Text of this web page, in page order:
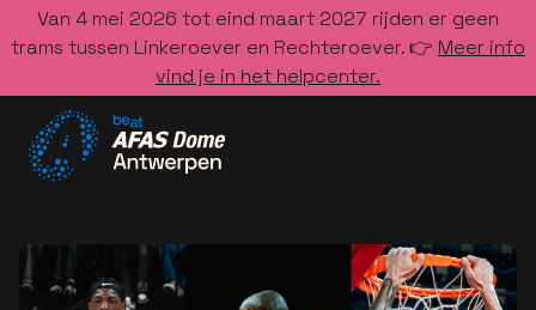
Van 4 mei 2026 tot eind maart 2027 rijden er geen
trams tussen Linkeroever en Rechteroever. 👉 Meer info
vind je in het helpcenter.